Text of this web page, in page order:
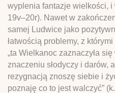
wyplenia fantazje wielkości, i
19v–20r). Nawet w
samej Ludwice jako
łatwością problemy, z
„ta Wielkanoc zaznaczyła
znaczeniu słodyczy i darów,
rezygnacją znoszę siebie i
poznaję co to jest walczyć”